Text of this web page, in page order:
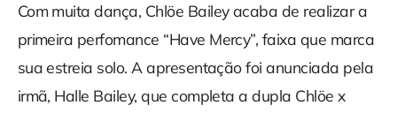
Com muita dança, Chlöe Bailey acaba de realizar a
primeira perfomance “Have Mercy”, faixa que marca
sua estreia solo. A apresentação foi anunciada pela
irmã, Halle Bailey, que completa a dupla Chlöe x